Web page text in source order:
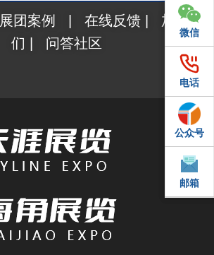
微信
电话
QQ
邮箱
微信
电话
公众号
邮箱
展团案例 在线反馈| 加入我
们
问答社区